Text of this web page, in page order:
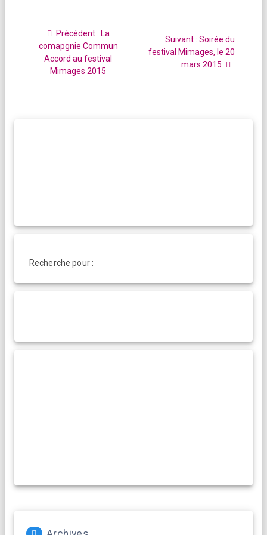
l’article
Précédent : Article
précédent
:
La
comapgnie Commun
Accord au festival
Mimages 2015
Suivant : Article
suivant
:
Soirée du
festival Mimages, le 20
mars 2015
Recherche pour :